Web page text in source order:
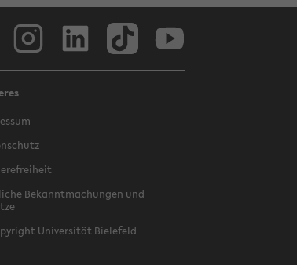
Bekanntmachungen und
Universität Bielefeld